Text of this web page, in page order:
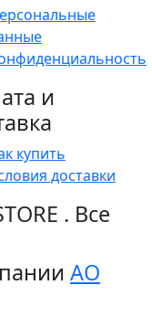
и
купить
доставки
. Все
АО